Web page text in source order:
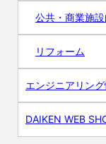
公共・商業施
リフォーム
エンジニアリン
DAIKEN WEB